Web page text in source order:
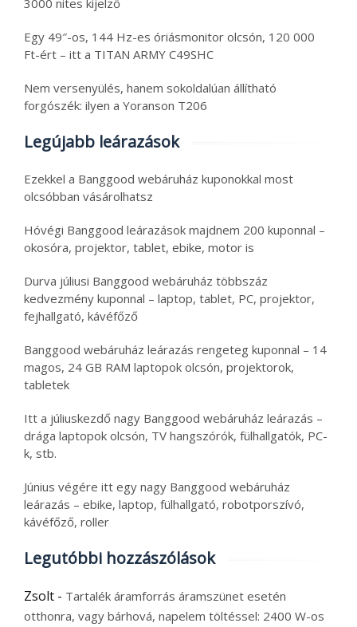
3000 nites kijelző
Egy 49″-os, 144 Hz-es óriásmonitor olcsón, 120 000
Ft-ért – itt a TITAN ARMY C49SHC
Nem versenyülés, hanem sokoldalúan állítható
forgószék: ilyen a Yoranson T206
Legújabb leárazások
Ezekkel a Banggood webáruház kuponokkal most
olcsóbban vásárolhatsz
Hóvégi Banggood leárazások majdnem 200 kuponnal –
okosóra, projektor, tablet, ebike, motor is
Durva júliusi Banggood webáruház többszáz
kedvezmény kuponnal – laptop, tablet, PC, projektor,
fejhallgató, kávéfőző
Banggood webáruház leárazás rengeteg kuponnal – 14
magos, 24 GB RAM laptopok olcsón, projektorok,
tabletek
Itt a júliuskezdő nagy Banggood webáruház leárazás –
drága laptopok olcsón, TV hangszórók, fülhallgatók, PC-
k, stb.
Június végére itt egy nagy Banggood webáruház
leárazás – ebike, laptop, fülhallgató, robotporszívó,
kávéfőző, roller
Legutóbbi hozzászólások
Zsolt - Tartalék áramforrás áramszünet esetén
otthonra, vagy bárhová, napelem töltéssel: 2400 W-os